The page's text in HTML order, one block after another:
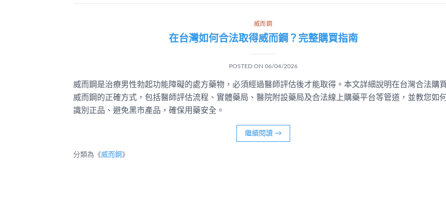
威而鋼
在台灣如何合法取得威而鋼？完整購買指南
POSTED ON 06/04/2026
威而鋼是治療男性勃起功能障礙的處方藥物，必須經過醫師評估後才能取得。本文詳細說明在台灣合法購
威而鋼的正確方式，包括醫師評估流程、實體藥局、醫院附設藥局及合法線上購藥平台等管道，並教您如
識別正品、避免黑市產品，確保用藥安全。
繼續閱讀 →
分類為《威而鋼 》